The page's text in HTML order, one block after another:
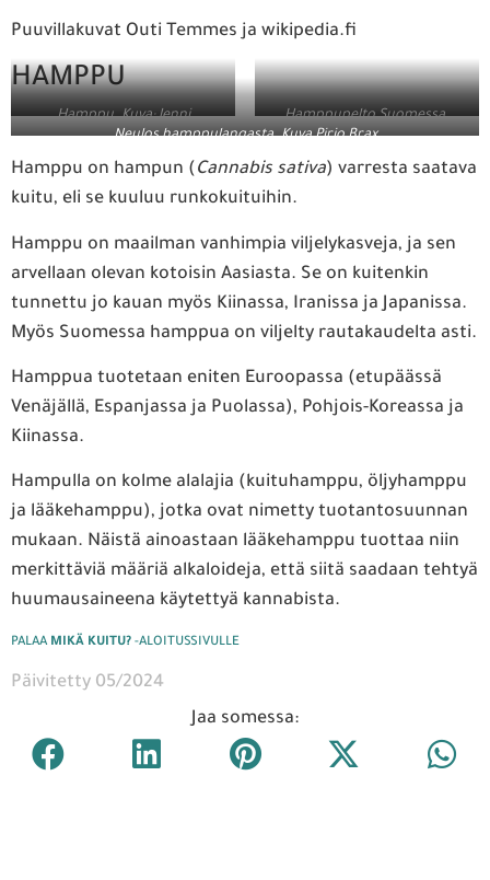
Puuvillakuvat Outi Temmes ja wikipedia.fi
HAMPPU
Hamppu. Kuva: Jenni
Kärmeniemi
Hamppupelto Suomessa.
Kuva: Jenni Kärmeniemi
Neulos hamppulangasta. Kuva Pirjo Brax
Hamppu on hampun ( Cannabis sativa) varresta saatava
kuitu, eli se kuuluu runkokuituihin.
Hamppu on maailman vanhimpia viljelykasveja, ja sen
arvellaan olevan kotoisin Aasiasta. Se on kuitenkin
tunnettu jo kauan myös Kiinassa, Iranissa ja Japanissa.
Myös Suomessa hamppua on viljelty rautakaudelta asti.
Hamppua tuotetaan eniten Euroopassa (etupäässä
Venäjällä, Espanjassa ja Puolassa), Pohjois-Koreassa ja
Kiinassa.
Hampulla on kolme alalajia (kuituhamppu, öljyhamppu
ja lääkehamppu), jotka ovat nimetty tuotantosuunnan
mukaan. Näistä ainoastaan lääkehamppu tuottaa niin
merkittäviä määriä alkaloideja, että siitä saadaan tehtyä
huumausaineena käytettyä kannabista.
PALAA MIKÄ KUITU? -ALOITUSSIVULLE
Päivitetty 05/2024
Jaa somessa: